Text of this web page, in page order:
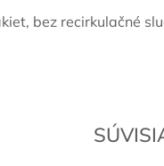
bez recirkulačné